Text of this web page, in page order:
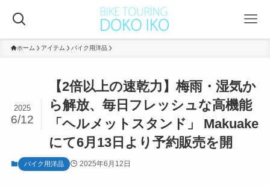
ホーム アイテム バイク用洋品
【2倍以上の速乾力】梅雨・湿気か
ら解放、毎日フレッシュな高機能
「ヘルメットスタンド」 Makuake
にて6月13日より予約販売を開
2025
6/12
バイク用洋品 2025年6月12日